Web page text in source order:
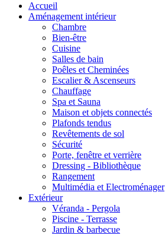
Accueil
Aménagement intérieur
Chambre
Bien-être
Cuisine
Salles de bain
Poêles et Cheminées
Escalier & Ascenseurs
Chauffage
Spa et Sauna
Maison et objets connectés
Plafonds tendus
Revêtements de sol
Sécurité
Porte, fenêtre et verrière
Dressing - Bibliothèque
Rangement
Multimédia et Electroménager
Extérieur
Véranda - Pergola
Piscine - Terrasse
Jardin & barbecue